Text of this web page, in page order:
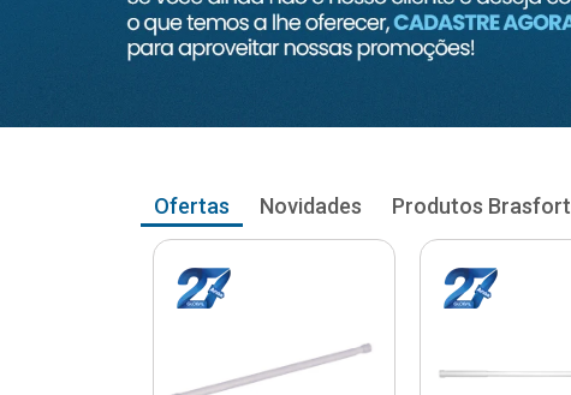
Ofertas Novidades Produtos Brasfort